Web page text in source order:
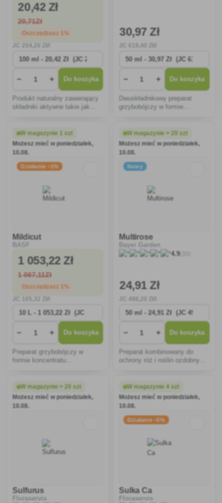
20,42 Zł
20,71Zł
Oszczędzasz 1%
204 ,20 Zł/l
− + Do koszyka
Produkt naturalny zawierający
składniki aktywne takie jak
funkcje fizjologiczne roślin, a
tym samym stymulują
produkcję fitoaleksyn.
30,97 Zł
− + Do koszyka
Dwuskładnikowy preparat
grzybobójczy w formie
zarazy ziemniaka.
W magazynie 1 szt
Możesz mieć w poniedziałek,
10.08.
Działanie −1%
Mildicut
BASF
1 053,22 Zł
1 067,11Zł
Oszczędzasz 1%
,32 Zł/l
− + Do koszyka
Preparat grzybobójczy w
formie koncentratu
peronosporami winorośli.
W magazynie > 20 szt
Możesz mieć w poniedziałek,
10.08.
Nowy
Multirose
Bayer Garden
4.9(30)
24,91 Zł
,20 Zł/l
− + Do koszyka
Preparat kombinowany do
ochrony róż i roślin ozdobnych
grzybowymi.
W magazynie > 20 szt
Możesz mieć w poniedziałek,
10.08.
Sulfurus
Floraservis
W magazynie 4 szt
Możesz mieć w poniedziałek,
10.08.
Działanie −5%
Sulka Ca
Floraservis